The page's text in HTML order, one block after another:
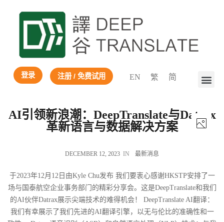
登录 注册 / 免费试用 EN 繁 简
AI引领新浪潮：DeepTranslate与Datrax
革新语言与数据解决方案
DECEMBER 12, 2023 IN 最新消息
于2023年12月12日由Kyle Chu发布 我们要衷心感谢HKSTP安排了一
场与国泰航空企业事务部门的精彩分享会。这是DeepTranslate和我们
的AI伙伴Datrax展示尖端技术的难得机会！ DeepTranslate AI翻译：
我们有幸展示了我们先进的AI翻译引擎，以无与伦比的准确性和一